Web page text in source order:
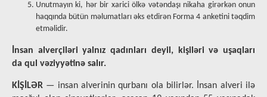
Unutmayın ki, hər bir xarici ölkə vətəndaşı nikaha girərkən onun
haqqında bütün məlumatları əks etdirən Forma 4 anketini təqdim
etməlidir.
İnsan alverçiləri yalnız qadınları deyil, kişiləri və uşaqları
da qul vəziyyətinə salır.
KİŞİLƏR — insan alverinin qurbanı ola bilirlər. İnsan alveri ilə